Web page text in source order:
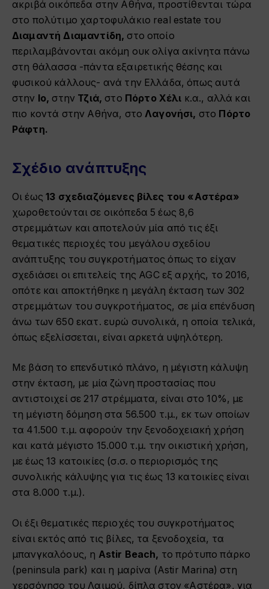
ακριβά οικόπεδα στην Αθήνα, προστίθενται τώρα
στο πολύτιμο χαρτοφυλάκιο real estate του
Διαμαντή Διαμαντίδη, στο οποίο
περιλαμβάνονται ακόμη ουκ ολίγα ακίνητα πάνω
στη θάλασσα -πάντα εξαιρετικής θέσης και
φυσικού κάλλους- ανά την Ελλάδα, όπως αυτά
στην Ιο, στην Τζιά, στο Πόρτο Χέλι κ.α., αλλά και
πιο κοντά στην Αθήνα, στοΛαγονήσι, στο Πόρτο
Ράφτη.
Σχέδιο ανάπτυξης
Οι έως 13 σχεδιαζόμενες βίλες του «Αστέρα»
χωροθετούνται σε οικόπεδα 5 έως 8,6
στρεμμάτων και αποτελούν μία από τις έξι
θεματικές περιοχές του μεγάλου σχεδίου
ανάπτυξης του συγκροτήματος όπως το είχαν
σχεδιάσει οι επιτελείς της AGC εξ αρχής, το 2016,
οπότε και αποκτήθηκε η μεγάλη έκταση των 302
στρεμμάτων του συγκροτήματος, σε μία επένδυση
άνω των 650 εκατ. ευρώ συνολικά, η οποία τελικά,
όπως εξελίσσεται, είναι αρκετά υψηλότερη.
Με βάση το επενδυτικό πλάνο, η μέγιστη κάλυψη
στην έκταση, με μία ζώνη προστασίας που
αντιστοιχεί σε 217 στρέμματα, είναι στο 10%, με
τη μέγιστη δόμηση στα 56.500 τ.μ., εκ των οποίων
τα 41.500 τ.μ. αφορούν την ξενοδοχειακή χρήση
και κατά μέγιστο 15.000 τ.μ. την οικιστική χρήση,
με έως 13 κατοικίες (σ.σ. ο περιορισμός της
συνολικής κάλυψης για τις έως 13 κατοικίες είναι
στα 8.000 τ.μ.).
Οι έξι θεματικές περιοχές του συγκροτήματος
είναι εκτός από τις βίλες, τα ξενοδοχεία, τα
μπανγκαλόους, η Astir Beach, το πρότυπο πάρκο
(peninsula park) και η μαρίνα (Astir Marina) στη
χερσόνησο του Λαιμού, δίπλα στον «Αστέρα», για